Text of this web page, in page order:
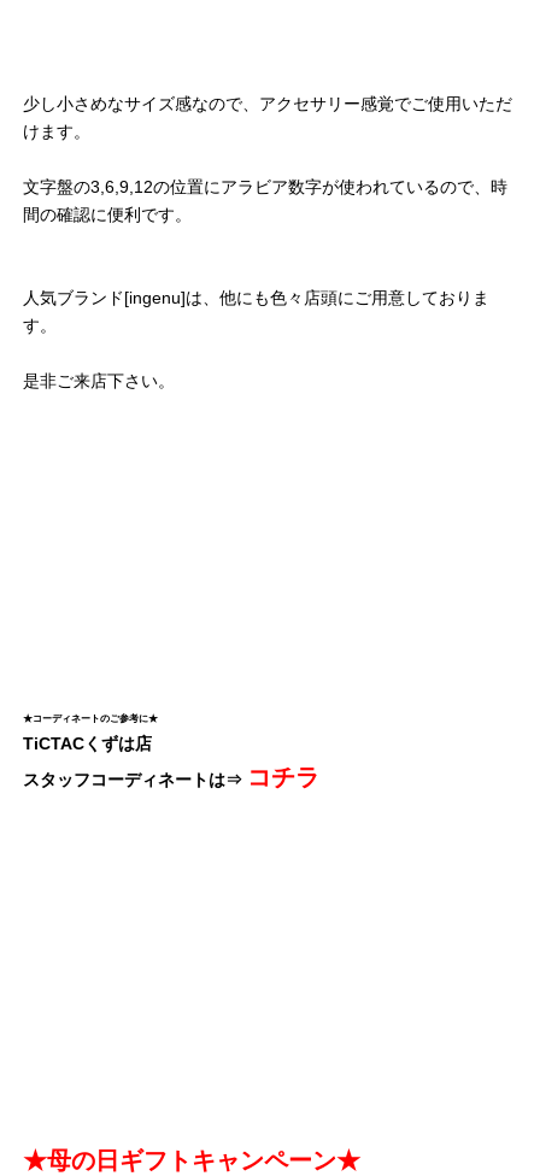
少し小さめなサイズ感なので、アクセサリー感覚でご使用いただ
けます。
文字盤の3,6,9,12の位置にアラビア数字が使われているので、時
間の確認に便利です。
人気ブランド[ingenu]は、他にも色々店頭にご用意しておりま
す。
是非ご来店下さい。
★コーディネートのご参考に★
TiCTACくずは店
スタッフコーディネートは⇒ コチラ
★母の日ギフトキャンペーン★